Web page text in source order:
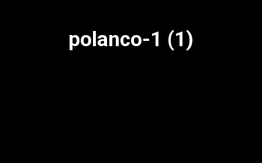
polanco-1 (1)